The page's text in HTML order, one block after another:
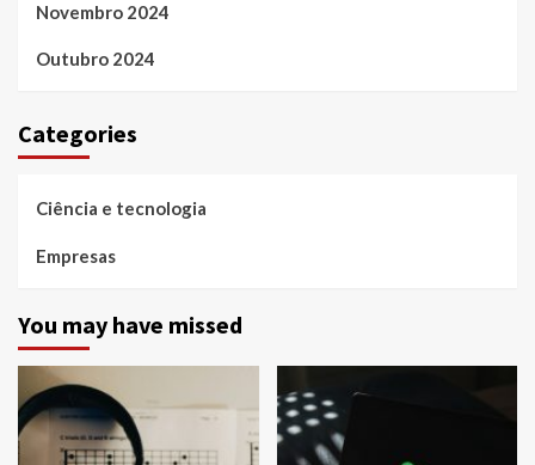
Novembro 2024
Outubro 2024
Categories
Ciência e tecnologia
Empresas
You may have missed